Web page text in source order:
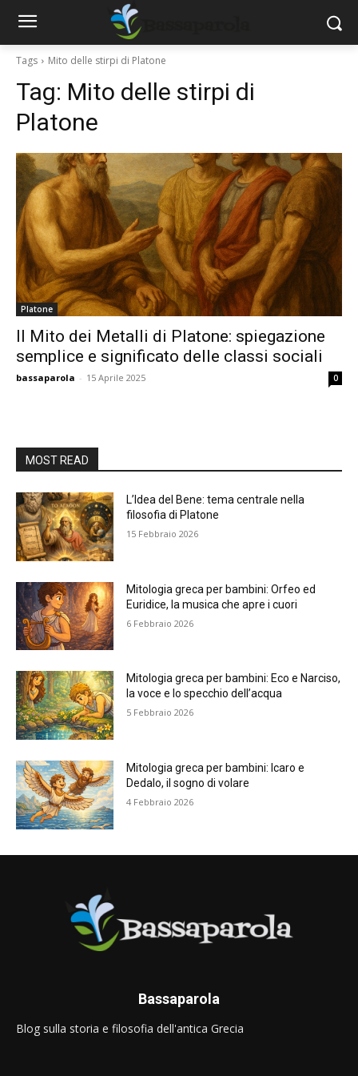
Tags Mito delle stirpi di Platone
Tag: Mito delle stirpi di
Platone
Platone
Il Mito dei Metalli di Platone: spiegazione
semplice e significato delle classi sociali
bassaparola - 15 Aprile 2025 0
MOST READ
L’Idea del Bene: tema centrale nella
filosofia di Platone
15 Febbraio 2026
Mitologia greca per bambini: Orfeo ed
Euridice, la musica che apre i cuori
6 Febbraio 2026
Mitologia greca per bambini: Eco e Narciso,
la voce e lo specchio dell’acqua
5 Febbraio 2026
Mitologia greca per bambini: Icaro e
Dedalo, il sogno di volare
4 Febbraio 2026
Bassaparola
Blog sulla storia e filosofia dell'antica Grecia